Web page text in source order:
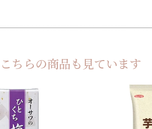
こちらの商品も見ています